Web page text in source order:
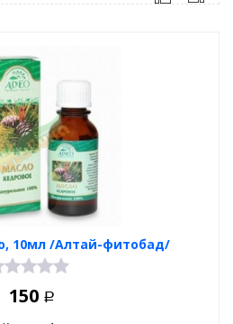
10мл /Алтай-фитобад/
150 Р